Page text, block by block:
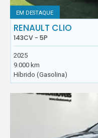
EM DESTAQUE
RENAULT CLIO
143CV - 5P
2025
9.000 km
Híbrido (Gasolina)